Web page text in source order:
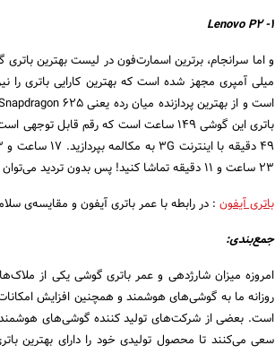
۱- Lenovo P2
۲۳ ساعت و ۱۱ دقیقه تماشا کنید! پس بدون تردید می‌توان لنوو P2 را در دارای یکی از بهترین باتری گوشی دانست.
باتری آیفون : در رابطه با عمر باتری آیفون و مقایسه‌ی
جمع‌بندی:
امروزه میزان شارژدهی و عمر باتری گوشی یکی از
روزانه ما به گوشی‌های هوشمند و همچنین افزایش
است. بعضی از شرکت‌های تولید کننده گوشی‌های
سعی می‌کنند تا محصول تولیدی خود را دارای بهترین